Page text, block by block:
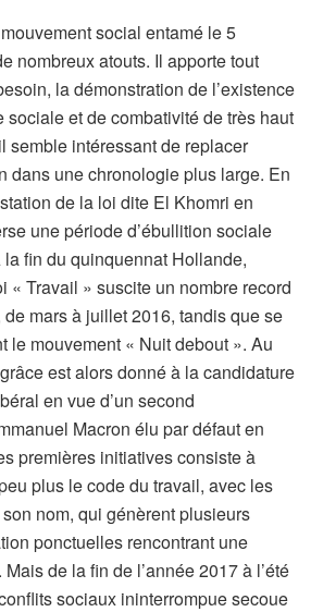
social entamé le 5
nombreux atouts. Il apporte tout
la démonstration de l’existence
sociale et de combativité de très haut
semble intéressant de replacer
dans une chronologie plus large. En
de la loi dite El Khomri en
une période d’ébullition sociale
fin du quinquennat Hollande,
« Travail » suscite un nombre record
de mars à juillet 2016, tandis que se
le mouvement « Nuit debout ». Au
est alors donné à la candidature
en vue d’un second
Macron élu par défaut en
premières initiatives consiste à
plus le code du travail, avec les
nom, qui génèrent plusieurs
ponctuelles rencontrant une
de la fin de l’année 2017 à l’été
sociaux ininterrompue secoue